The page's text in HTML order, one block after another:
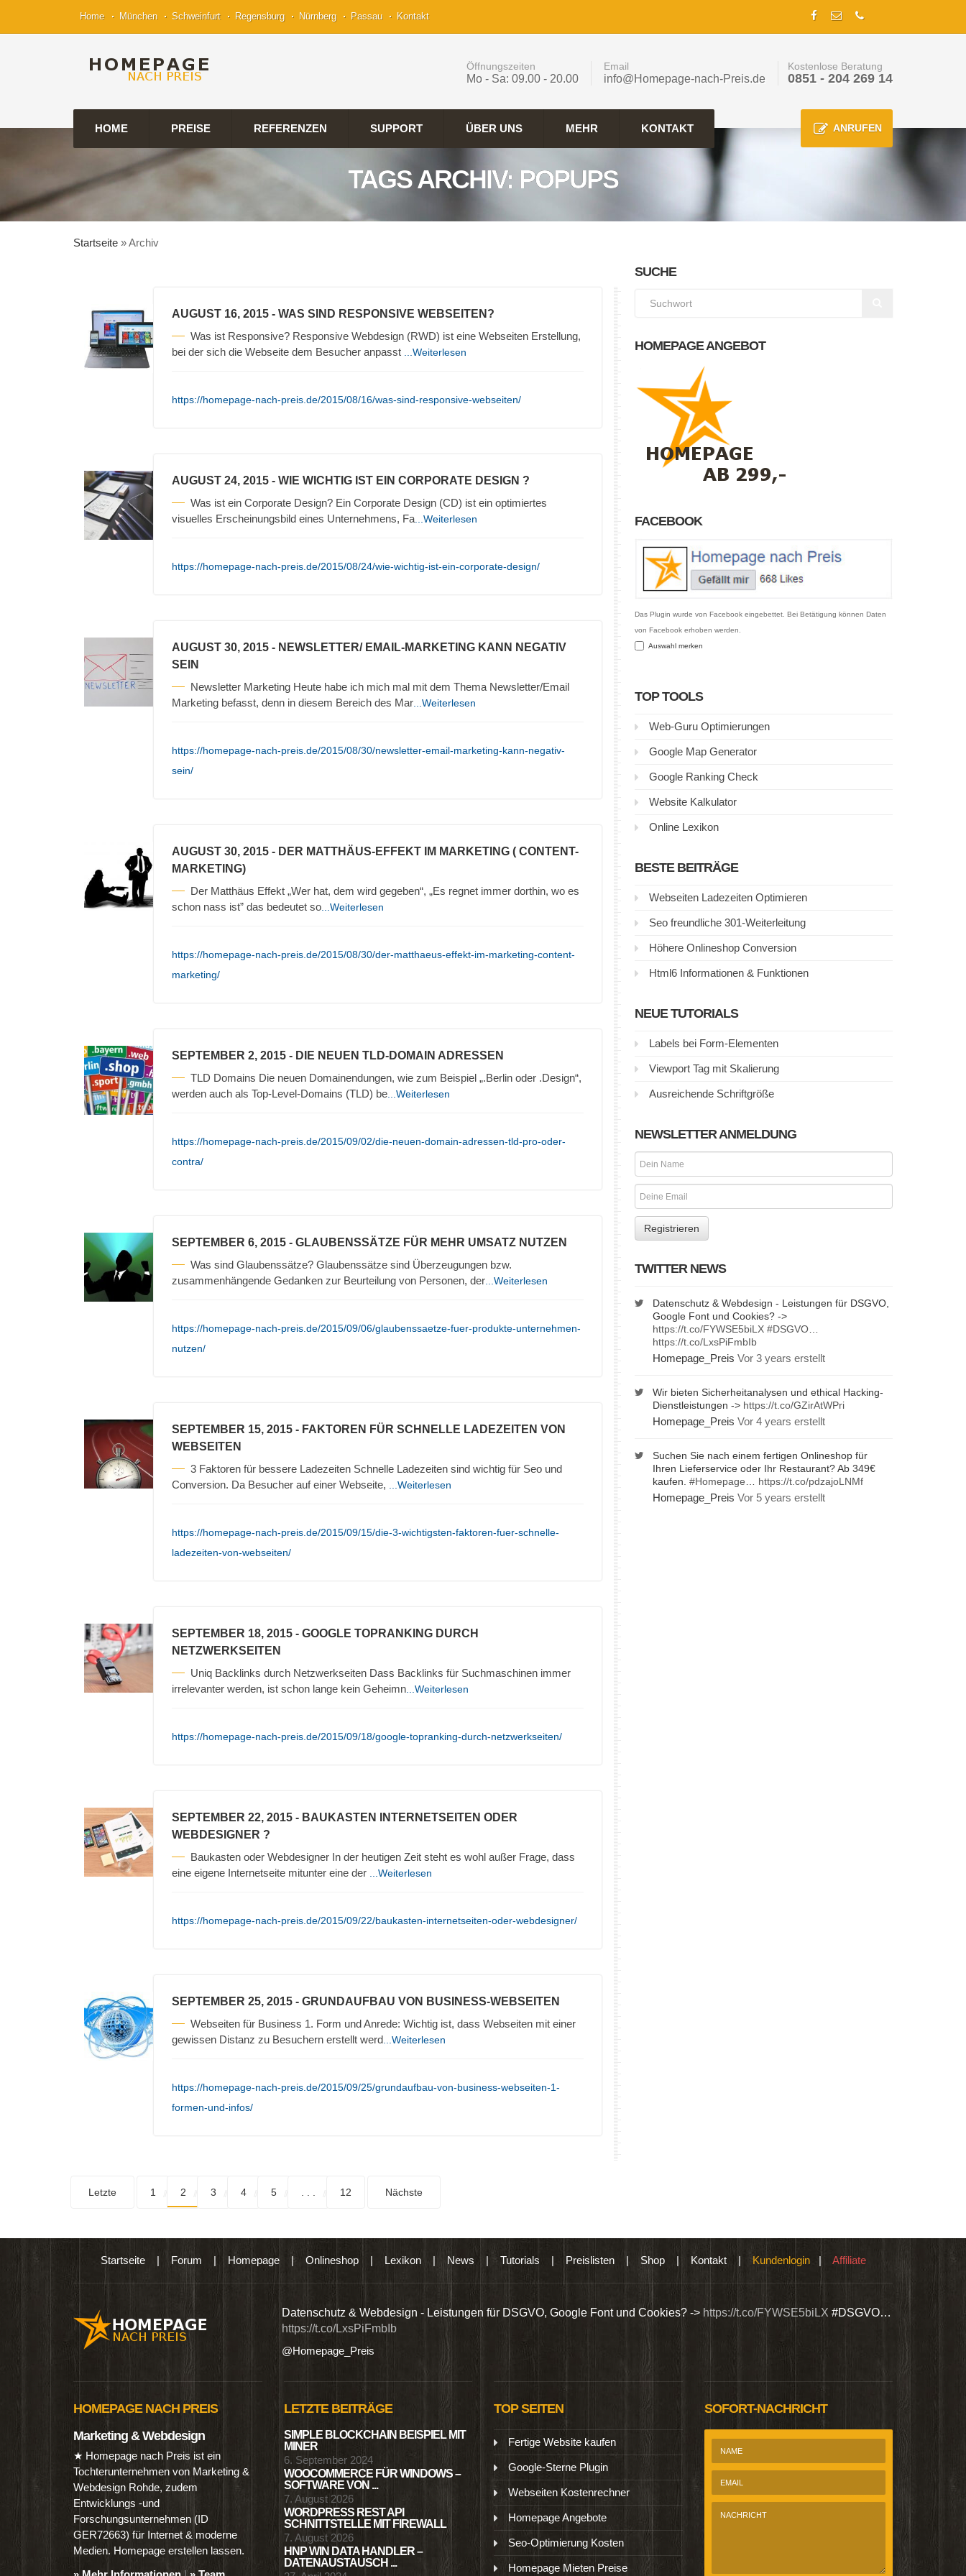
Home München Schweinfurt Regensburg Nürnberg Passau Kontakt
Öffnungszeiten
Mo - Sa: 09.00 - 20.00
Email
info@Homepage-nach-Preis.de
Kostenlose Beratung
0851 - 204 269 14
HOME PREISE REFERENZEN SUPPORT ÜBER UNS MEHR KONTAKT ANRUFEN
TAGS ARCHIV: POPUPS
Startseite »Archiv
AUGUST 16, 2015 - WAS SIND RESPONSIVE WEBSEITEN?
Was ist Responsive? Responsive Webdesign (RWD) ist eine Webseiten Erstellung,
bei der sich die Webseite dem Besucher anpasst
...Weiterlesen
https://homepage-nach-preis.de/2015/08/16/was-sind-responsive-webseiten/
AUGUST 24, 2015 - WIE WICHTIG IST EIN CORPORATE DESIGN ?
Was ist ein Corporate Design? Ein Corporate Design (CD) ist ein optimiertes
visuelles Erscheinungsbild eines Unternehmens, Fa ...Weiterlesen
https://homepage-nach-preis.de/2015/08/24/wie-wichtig-ist-ein-corporate-design/
AUGUST 30, 2015 - NEWSLETTER/ EMAIL-MARKETING KANN NEGATIV
SEIN
Newsletter Marketing Heute habe ich mich mal mit dem Thema Newsletter/Email
Marketing befasst, denn in diesem Bereich des Mar ...Weiterlesen
https://homepage-nach-preis.de/2015/08/30/newsletter-email-marketing-kann-negativ-
sein/
AUGUST 30, 2015 - DER MATTHÄUS-EFFEKT IM MARKETING ( CONTENT-
MARKETING)
Der Matthäus Effekt „Wer hat, dem wird gegeben“, „Es regnet immer dorthin, wo es
schon nass ist” das bedeutet so ...Weiterlesen
https://homepage-nach-preis.de/2015/08/30/der-matthaeus-effekt-im-marketing-content-
marketing/
SEPTEMBER 2, 2015 - DIE NEUEN TLD-DOMAIN ADRESSEN
TLD Domains Die neuen Domainendungen, wie zum Beispiel „.Berlin oder .Design“,
werden auch als Top-Level-Domains (TLD) be ...Weiterlesen
https://homepage-nach-preis.de/2015/09/02/die-neuen-domain-adressen-tld-pro-oder-
contra/
SEPTEMBER 6, 2015 - GLAUBENSSÄTZE FÜR MEHR UMSATZ NUTZEN
Was sind Glaubenssätze? Glaubenssätze sind Überzeugungen bzw.
zusammenhängende Gedanken zur Beurteilung von Personen, der ...Weiterlesen
https://homepage-nach-preis.de/2015/09/06/glaubenssaetze-fuer-produkte-unternehmen-
nutzen/
SEPTEMBER 15, 2015 - FAKTOREN FÜR SCHNELLE LADEZEITEN VON
WEBSEITEN
3 Faktoren für bessere Ladezeiten Schnelle Ladezeiten sind wichtig für Seo und
Conversion. Da Besucher auf einer Webseite,
...Weiterlesen
https://homepage-nach-preis.de/2015/09/15/die-3-wichtigsten-faktoren-fuer-schnelle-
ladezeiten-von-webseiten/
SEPTEMBER 18, 2015 - GOOGLE TOPRANKING DURCH
NETZWERKSEITEN
Uniq Backlinks durch Netzwerkseiten Dass Backlinks für Suchmaschinen immer
irrelevanter werden, ist schon lange kein Geheimn ...Weiterlesen
https://homepage-nach-preis.de/2015/09/18/google-topranking-durch-netzwerkseiten/
SEPTEMBER 22, 2015 - BAUKASTEN INTERNETSEITEN ODER
WEBDESIGNER ?
Baukasten oder Webdesigner In der heutigen Zeit steht es wohl außer Frage, dass
eine eigene Internetseite mitunter eine der
...Weiterlesen
https://homepage-nach-preis.de/2015/09/22/baukasten-internetseiten-oder-webdesigner/
SEPTEMBER 25, 2015 - GRUNDAUFBAU VON BUSINESS-WEBSEITEN
Webseiten für Business 1. Form und Anrede: Wichtig ist, dass Webseiten mit einer
gewissen Distanz zu Besuchern erstellt werd ...Weiterlesen
https://homepage-nach-preis.de/2015/09/25/grundaufbau-von-business-webseiten-1-
formen-und-infos/
Letzte 1 2 3 4 5 12 Nächste
SUCHE
HOMEPAGE ANGEBOT
FACEBOOK
Das Plugin wurde von Facebook eingebettet. Bei Betätigung können Daten
von Facebook erhoben werden.
Auswahl merken
TOP TOOLS
Web-Guru Optimierungen
Google Map Generator
Google Ranking Check
Website Kalkulator
Online Lexikon
BESTE BEITRÄGE
Webseiten Ladezeiten Optimieren
Seo freundliche 301-Weiterleitung
Höhere Onlineshop Conversion
Html6 Informationen & Funktionen
NEUE TUTORIALS
Labels bei Form-Elementen
Viewport Tag mit Skalierung
Ausreichende Schriftgröße
NEWSLETTER ANMELDUNG
TWITTER NEWS
Datenschutz & Webdesign - Leistungen für DSGVO,
Google Font und Cookies? ->
https://t.co/FYWSE5biLX #DSGVO…
https://t.co/LxsPiFmbIb
Homepage_Preis Vor 3 years erstellt
Wir bieten Sicherheitanalysen und ethical Hacking-
Dienstleistungen -> https://t.co/GZirAtWPri
Homepage_Preis Vor 4 years erstellt
Suchen Sie nach einem fertigen Onlineshop für
Ihren Lieferservice oder Ihr Restaurant? Ab 349€
kaufen. #Homepage https://t.co/pdzajoLNMf
Homepage_Preis Vor 5 years erstellt
Startseite| Forum | Homepage| Onlineshop| Lexikon| News | Tutorials | Preislisten| Shop| Kontakt| Kundenlogin| Affiliate
Produkten wie Ebooks & DVDs.… Datenschutz & Webdesign - Leistungen für DSGVO, Google Font und Cookies? -> https://t.co/FYWSE5biLX #DSGVO…
https://t.co/LxsPiFmbIb
@Homepage_Preis
Wir bieten
HOMEPAGE NACH PREIS
Marketing & Webdesign
★ Homepage nach Preis ist ein
Tochterunternehmen von Marketing &
Webdesign Rohde, zudem
Entwicklungs -und
Forschungsunternehmen (ID
GER72663) für Internet & moderne
Medien. Homepage erstellen lassen.
LETZTE BEITRÄGE
SIMPLE BLOCKCHAIN BEISPIEL MIT
MINER
6. September 2024
WOOCOMMERCE FÜR WINDOWS –
SOFTWARE VON ...
7. August 2026
WORDPRESS REST API
SCHNITTSTELLE MIT FIREWALL
7. August 2026
HNP WIN DATA HANDLER –
DATENAUSTAUSCH ...
TOP SEITEN
Fertige Website kaufen
Google-Sterne Plugin
Webseiten Kostenrechner
Homepage Angebote
Seo-Optimierung Kosten
Homepage Mieten Preise
SOFORT-NACHRICHT